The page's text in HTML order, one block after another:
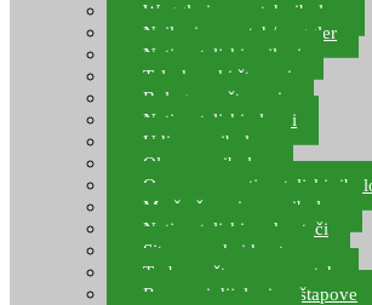
Waggleri za match ribolov
Najloni za match/waggler
Natjecateljski najloni
Teleskopski štapovi
Bolognese štapovi
Natjecateljski plovci
Udice za ribolov
Olovo za ribolov
Oprema za natjecateljski
Mreže čuvarice za ribolov
Natjecateljski podmetači
Sito, posude i kante
Torbe za štapove – match
Rezervni dijelovi za štapove